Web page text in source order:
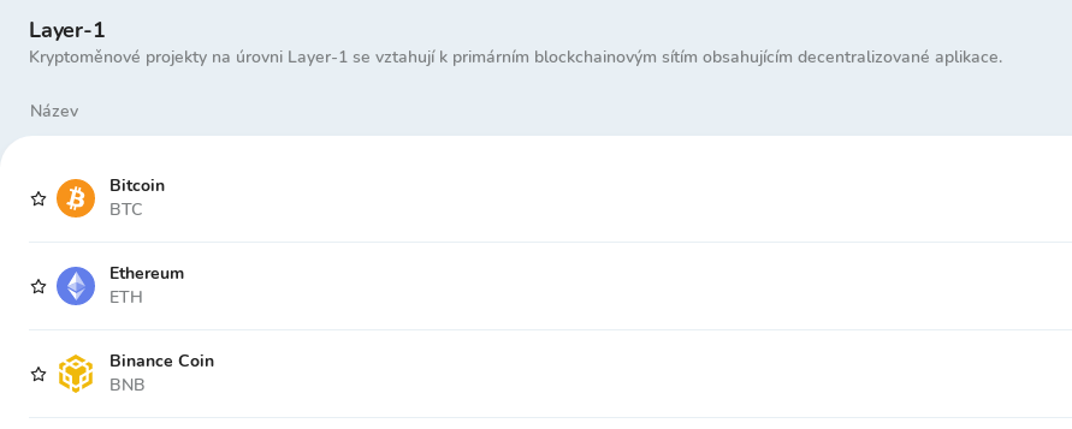
Layer-1
Kryptoměnové projekty na úrovni Layer-1 se vztahují k primárním blockchainovým sítím obsahujícím decentralizované aplikace.
Název
Bitcoin
BTC
Ethereum
ETH
Binance Coin
BNB